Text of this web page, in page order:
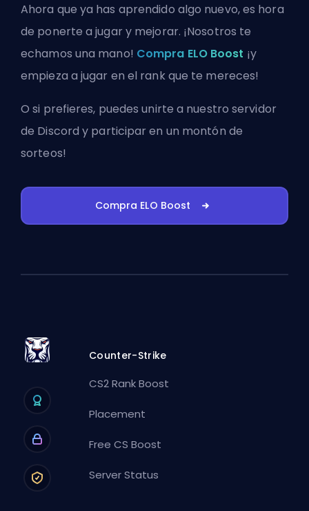
Ahora que ya has aprendido algo nuevo, es hora
de ponerte a jugar y mejorar. ¡Nosotros te
echamos una mano! Compra ELO Boost ¡y
empieza a jugar en el rank que te mereces!
O si prefieres, puedesunirte a nuestro servidor
de Discord y participar en un montón de
sorteos!
Compra ELO Boost
Counter-Strike
CS2 Rank Boost
Placement
Free CS Boost
Server Status